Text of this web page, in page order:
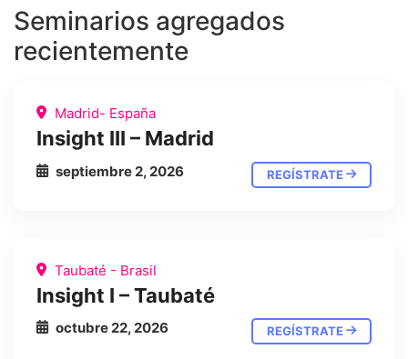
Seminarios agregados
recientemente
Madrid- España
Insight III – Madrid
septiembre 2, 2026 REGÍSTRATE
Taubaté - Brasil
Insight I – Taubaté
octubre 22, 2026 REGÍSTRATE